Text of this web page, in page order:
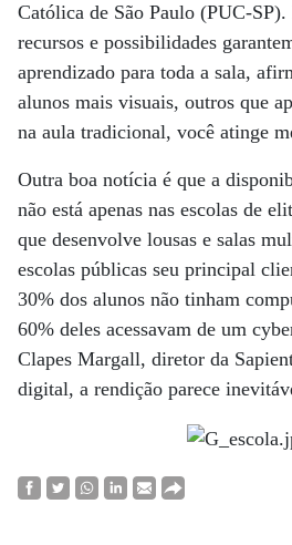
Católica de São Paulo (PUC-
recursos e possibilidades
aprendizado para toda a sala,
alunos mais visuais, outros que
na aula tradicional, você atinge
Outra boa notícia é que a
não está apenas nas escolas de
que desenvolve lousas e salas
escolas públicas seu principal
30% dos alunos não tinham
60% deles acessavam de um
Clapes Margall, diretor da
digital, a rendição parece